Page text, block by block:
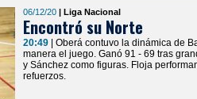
06/12/20 | Liga Nacional
Encontró su Norte
20:49
| Oberá contuvo la dinámica de
manera el juego. Ganó 91 - 69 tras
y Sánchez como figuras. Floja
refuerzos.